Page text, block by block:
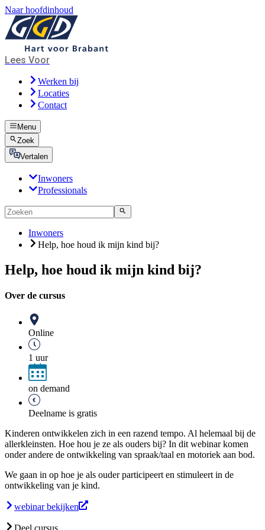
Naar hoofdinhoud
Lees Voor
Werken bij
Locaties
Contact
Menu
Zoek
Vertalen
Inwoners
Professionals
Inwoners
Help, hoe houd ik mijn kind bij?
Help, hoe houd ik mijn kind bij?
Over de cursus
Online
1 uur
on demand
Deelname is gratis
Kinderen ontwikkelen zich in een razend tempo. Al helemaal bij de
allerkleinsten. Hoe hou je ze als ouders bij? In dit webinar komen
onder andere de ontwikkeling van spraak/taal en motoriek aan bod.
We gaan in op hoe je als ouder participeert en stimuleert in de
ontwikkeling van je kind.
webinar bekijken